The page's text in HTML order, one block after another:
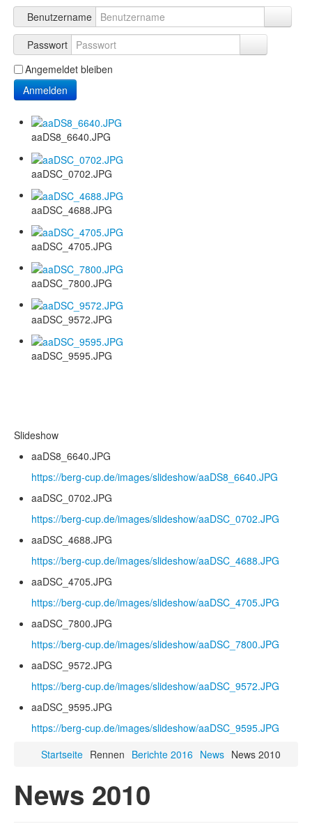
Benutzername
Passwort
Angemeldet bleiben
Anmelden
aaDS8_6640.JPG
aaDSC_0702.JPG
aaDSC_4688.JPG
aaDSC_4705.JPG
aaDSC_7800.JPG
aaDSC_9572.JPG
aaDSC_9595.JPG
Slideshow
aaDS8_6640.JPG
https://berg-cup.de/images/slideshow/aaDS8_6640.JPG
aaDSC_0702.JPG
https://berg-cup.de/images/slideshow/aaDSC_0702.JPG
aaDSC_4688.JPG
https://berg-cup.de/images/slideshow/aaDSC_4688.JPG
aaDSC_4705.JPG
https://berg-cup.de/images/slideshow/aaDSC_4705.JPG
aaDSC_7800.JPG
https://berg-cup.de/images/slideshow/aaDSC_7800.JPG
aaDSC_9572.JPG
https://berg-cup.de/images/slideshow/aaDSC_9572.JPG
aaDSC_9595.JPG
https://berg-cup.de/images/slideshow/aaDSC_9595.JPG
Startseite Rennen Berichte 2016 News News 2010
News 2010